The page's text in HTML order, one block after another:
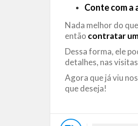
Conte com a
Nada melhor do
então contratar
Dessa forma, ele
detalhes, nas
Agora que já viu
que deseja!